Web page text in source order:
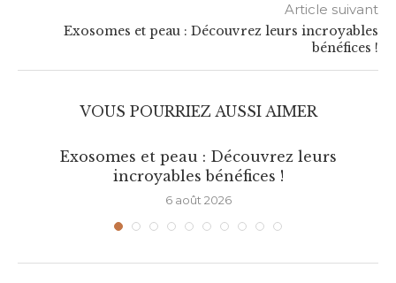
Article suivant
Exosomes et peau : Découvrez leurs incroyables
bénéfices !
VOUS POURRIEZ AUSSI AIMER
Exosomes et peau : Découvrez leurs
incroyables bénéfices !
6 août 2026